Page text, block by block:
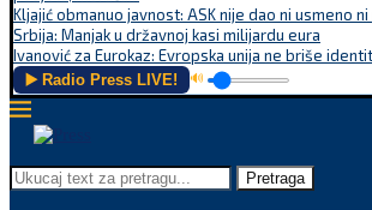
Kljajić obmanuo javnost: ASK nije dao ni usmeno
Srbija: Manjak u državnoj kasi milijardu eura
Ivanović za Eurokaz: Evropska unija ne briše
▶️ Radio Press LIVE! 🔊
Pretraga